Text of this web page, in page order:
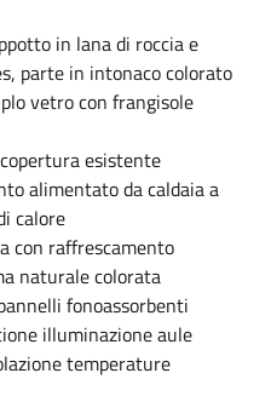
in lana di roccia e
parte in intonaco colorato
vetro con frangisole
esistente
alimentato da caldaia a
calore
con raffrescamento
naturale colorata
fonoassorbenti
illuminazione aule
temperature